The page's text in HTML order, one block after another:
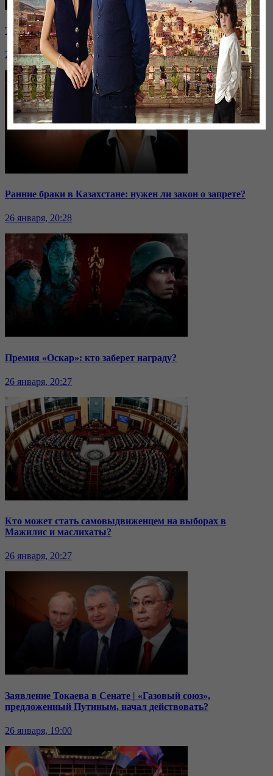
Токаев высказался о выборах и критике власти
26 января, 20:28
Ранние браки в Казахстане: нужен ли закон о запрете?
26 января, 20:28
Премия «Оскар»: кто заберет награду?
26 января, 20:27
Кто может стать самовыдвиженцем на выборах в
Мажилис и маслихаты?
26 января, 20:27
Заявление Токаева в Сенате | «Газовый союз»,
предложенный Путиным, начал действовать?
26 января, 19:00